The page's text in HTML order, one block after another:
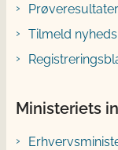
Prøveresultater
Tilmeld
Ministeriets